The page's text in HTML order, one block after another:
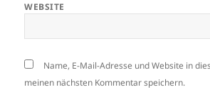
WEBSITE
Name, E-Mail-Adresse und Website in
meinen nächsten Kommentar speichern.